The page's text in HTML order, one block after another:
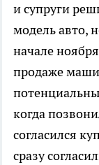
и супруги
модель авто,
начале
продаже
когда
согласился
сразу